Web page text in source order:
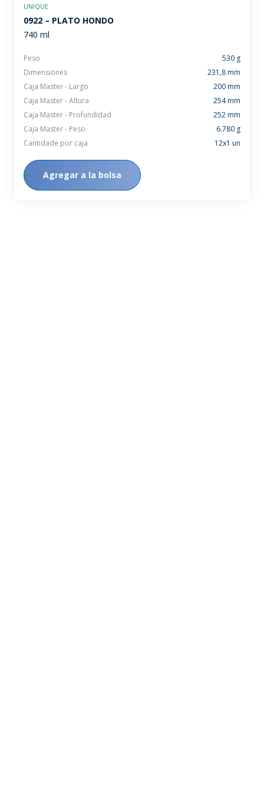
UNIQUE
0922 – PLATO HONDO
740 ml
Peso
530 g
Dimensiones
231,8 mm
Caja Master - Largo
200 mm
Caja Master - Altura
254 mm
Caja Master - Profundidad
252 mm
Caja Master - Peso
6.780 g
Cantidade por caja
12x1 un
Agregar a la bolsa